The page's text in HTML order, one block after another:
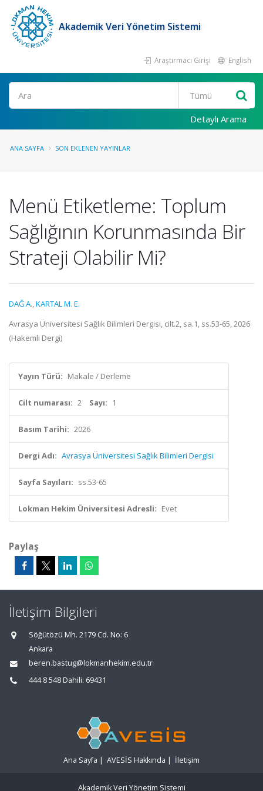
Akademik Veri Yönetim Sistemi
Araştırmacı Girişi English
Ara
Detaylı Arama
ANA SAYFA SON EKLENEN YAYINLAR
Menü Etiketleme: Toplum
Sağlığının Korunmasında Bir
Strateji Olabilir Mi?
DAĞ A.,KARTAL M. E.
Avrasya Üniversitesi Sağlık Bilimleri Dergisi, cilt.2, sa.1, ss.53-65, 2026
(Hakemli Dergi)
Yayın Türü: Makale / Derleme
Cilt numarası: 2 Sayı: 1
Basım Tarihi: 2026
Dergi Adı: Avrasya Üniversitesi Sağlık Bilimleri Dergisi
Sayfa Sayıları: ss.53-65
Lokman Hekim Üniversitesi Adresli: Evet
Paylaş
İletişim Bilgileri
Söğütözü Mh. 2179 Cd. No: 6
Ankara
beren.bastug@lokmanhekim.edu.tr
444 8 548 Dahili: 69431
Ana Sayfa | AVESİS Hakkında | İletişim
Akademik Veri Yönetim Sistemi